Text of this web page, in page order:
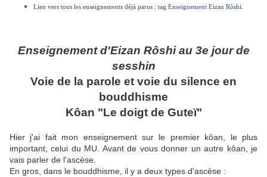
Lien vers tous les enseignements déjà parus : tag Enseignement Eizan Rôshi
Enseignement d'Eizan Rôshi au 3e jour de
sesshin
Voie de la parole et voie du silence en
bouddhisme
Kôan "Le doigt de Guteï"
Hier j'ai fait mon enseignement sur le premier kôan, le plus
important, celui du MU. Avant de vous donner un autre kôan, je
vais parler de l'ascèse.
En gros, dans le bouddhisme, il y a deux types d'ascèse :